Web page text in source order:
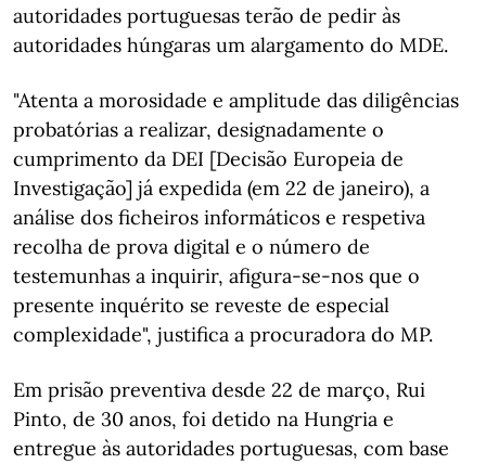
autoridades portuguesas terão de pedir às
autoridades húngaras um alargamento do MDE.
"Atenta a morosidade e amplitude das diligências
probatórias a realizar, designadamente o
cumprimento da DEI [Decisão Europeia de
Investigação] já expedida (em 22 de janeiro), a
análise dos ficheiros informáticos e respetiva
recolha de prova digital e o número de
testemunhas a inquirir, afigura-se-nos que o
presente inquérito se reveste de especial
complexidade", justifica a procuradora do MP.
Em prisão preventiva desde 22 de março, Rui
Pinto, de 30 anos, foi detido na Hungria e
entregue às autoridades portuguesas, com base